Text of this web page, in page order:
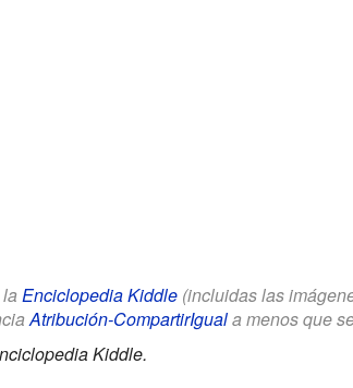
Enciclopedia Kiddle(incluidas las
Atribución-CompartirIguala menos que
Kiddle.